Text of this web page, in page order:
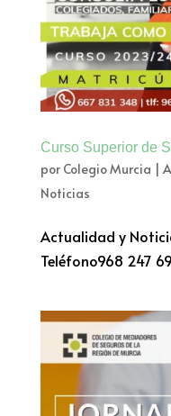
Curso Superior de
por Colegio Murcia
Noticias
Actualidad y
Teléfono968 247